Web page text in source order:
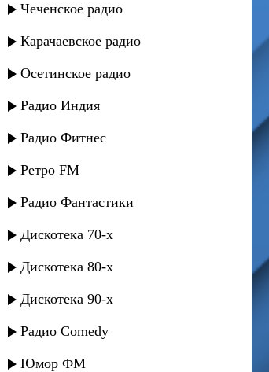
Чеченское радио
Карачаевское радио
Осетинское радио
Радио Индия
Радио Фитнес
Ретро FM
Радио Фантастики
Дискотека 70-х
Дискотека 80-х
Дискотека 90-х
Радио Comedy
Юмор ФМ